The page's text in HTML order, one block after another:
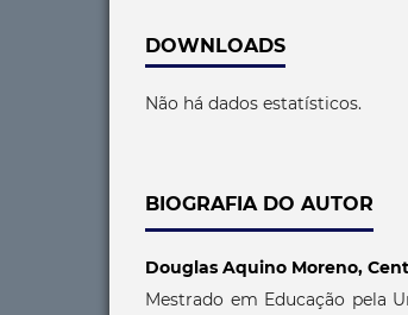
DOWNLOADS
Não há dados estatísticos.
BIOGRAFIA DO AUTOR
Douglas Aquino Moreno,
Mestrado em Educação pela